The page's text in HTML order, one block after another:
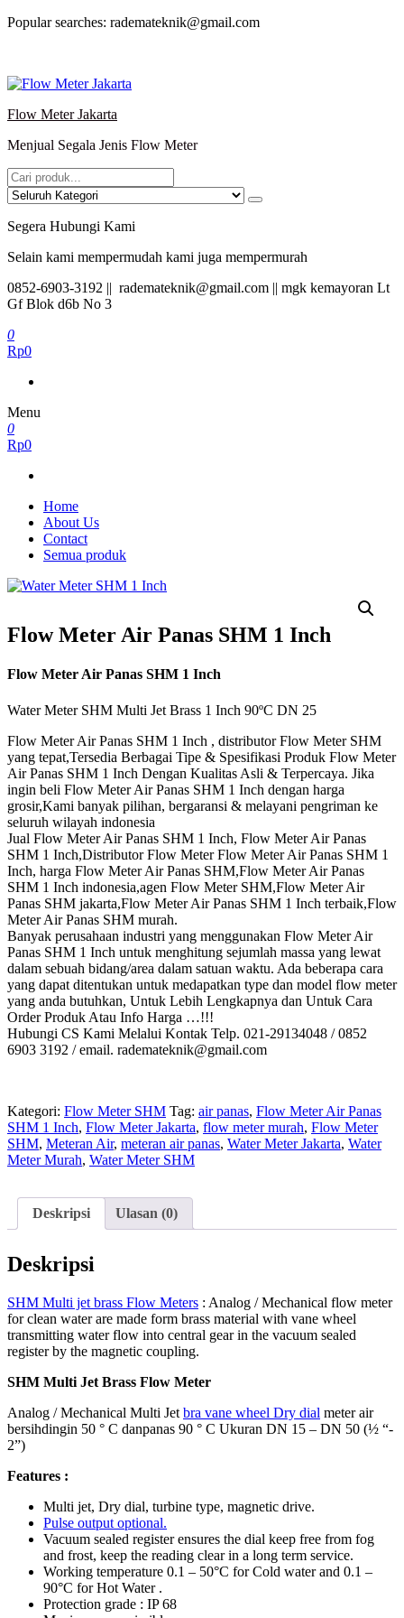
Lompat
Popular searches: rademateknik@gmail.com
Flow Meter Jakarta
Menjual Segala Jenis Flow Meter
Segera Hubungi Kami
Selain kami mempermudah kami juga mempermurah
0852-6903-3192 || rademateknik@gmail.com || mgk kemayoran Lt
Gf Blok d6b No 3
0
Rp0
Menu
0
Rp0
Home
About Us
Contact
Semua produk
Flow Meter Air Panas SHM 1 Inch
Flow Meter Air Panas SHM 1 Inch
Water Meter SHM Multi Jet Brass 1 Inch 90ºC DN 25
Flow Meter Air Panas SHM 1 Inch , distributor Flow Meter SHM
yang tepat,Tersedia Berbagai Tipe & Spesifikasi Produk Flow Meter
Air Panas SHM 1 Inch Dengan Kualitas Asli & Terpercaya. Jika
ingin beli Flow Meter Air Panas SHM 1 Inch dengan harga
grosir,Kami banyak pilihan, bergaransi & melayani pengriman ke
seluruh wilayah indonesia
Jual Flow Meter Air Panas SHM 1 Inch, Flow Meter Air Panas
SHM 1 Inch,Distributor Flow Meter Flow Meter Air Panas SHM 1
Inch, harga Flow Meter Air Panas SHM,Flow Meter Air Panas
SHM 1 Inch indonesia,agen Flow Meter SHM,Flow Meter Air
Panas SHM jakarta,Flow Meter Air Panas SHM 1 Inch terbaik,Flow
Meter Air Panas SHM murah.
Banyak perusahaan industri yang menggunakan Flow Meter Air
Panas SHM 1 Inch untuk menghitung sejumlah massa yang lewat
dalam sebuah bidang/area dalam satuan waktu. Ada beberapa cara
yang dapat ditentukan untuk medapatkan type dan model flow meter
yang anda butuhkan, Untuk Lebih Lengkapnya dan Untuk Cara
Order Produk Atau Info Harga …!!!
Hubungi CS Kami Melalui Kontak Telp. 021-29134048 / 0852
6903 3192 / email. rademateknik@gmail.com
Kategori: Flow Meter SHM Tag: air panas, Flow Meter Air Panas
SHM 1 Inch, Flow Meter Jakarta, flow meter murah, Flow Meter
SHM, Meteran Air, meteran air panas, Water Meter Jakarta, Water
Meter Murah, Water Meter SHM
Deskripsi Ulasan (0)
Deskripsi
SHM Multi jet brass Flow Meters : Analog / Mechanical flow meter
for clean water are made form brass material with vane wheel
transmitting water flow into central gear in the vacuum sealed
register by the magnetic coupling.
SHM Multi Jet Brass Flow Meter
Analog / Mechanical Multi Jet bra vane wheel Dry dial meter air
bersihdingin 50 ° C danpanas 90 ° C Ukuran DN 15 – DN 50 (½ “-
2”)
Features :
Multi jet, Dry dial, turbine type, magnetic drive.
Pulse output optional.
Vacuum sealed register ensures the dial keep free from fog
and frost, keep the reading clear in a long term service.
Working temperature 0.1 – 50°C for Cold water and 0.1 –
90°C for Hot Water .
Protection grade : IP 68